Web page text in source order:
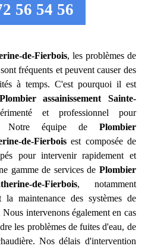
56 54 56
de-Fierbois, les problèmes de
fréquents et peuvent causer des
à temps. C'est pourquoi il est
Plombier assainissement
Sainte-
et professionnel pour
Notre équipe de Plombier
de-Fierbois est composée de
pour intervenir rapidement et
gamme de services de Plombier
de-Fierbois, notamment
maintenance des systèmes de
intervenons également en cas
les problèmes de fuites d'eau, de
Nos délais d'intervention